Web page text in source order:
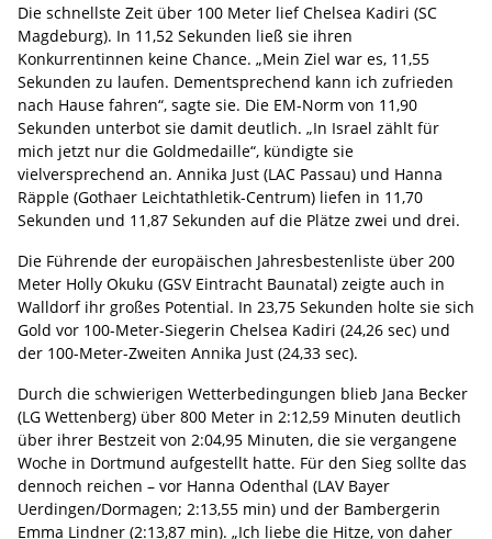
Die schnellste Zeit über 100 Meter lief Chelsea Kadiri (SC
Magdeburg). In 11,52 Sekunden ließ sie ihren
Konkurrentinnen keine Chance. „Mein Ziel war es, 11,55
Sekunden zu laufen. Dementsprechend kann ich zufrieden
nach Hause fahren“, sagte sie. Die EM-Norm von 11,90
Sekunden unterbot sie damit deutlich. „In Israel zählt für
mich jetzt nur die Goldmedaille“, kündigte sie
vielversprechend an. Annika Just (LAC Passau) und Hanna
Räpple (Gothaer Leichtathletik-Centrum) liefen in 11,70
Sekunden und 11,87 Sekunden auf die Plätze zwei und drei.
Die Führende der europäischen Jahresbestenliste über 200
Meter Holly Okuku (GSV Eintracht Baunatal) zeigte auch in
Walldorf ihr großes Potential. In 23,75 Sekunden holte sie sich
Gold vor 100-Meter-Siegerin Chelsea Kadiri (24,26 sec) und
der 100-Meter-Zweiten Annika Just (24,33 sec).
Durch die schwierigen Wetterbedingungen blieb Jana Becker
(LG Wettenberg) über 800 Meter in 2:12,59 Minuten deutlich
über ihrer Bestzeit von 2:04,95 Minuten, die sie vergangene
Woche in Dortmund aufgestellt hatte. Für den Sieg sollte das
dennoch reichen – vor Hanna Odenthal (LAV Bayer
Uerdingen/Dormagen; 2:13,55 min) und der Bambergerin
Emma Lindner (2:13,87 min). „Ich liebe die Hitze, von daher